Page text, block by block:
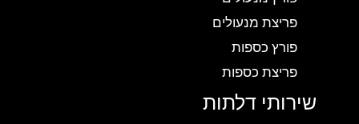
פריצת מנעולים
פורץ כספות
פריצת כספות
שירותי דלתות